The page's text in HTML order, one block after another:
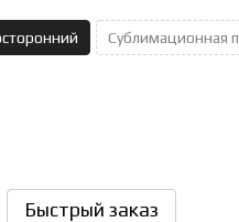
Сублимационная
Быстрый заказ